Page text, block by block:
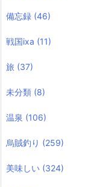
備忘録 (46)
戦国ixa (11)
旅 (37)
未分類 (8)
温泉 (106)
烏賊釣り (259)
美味しい (324)